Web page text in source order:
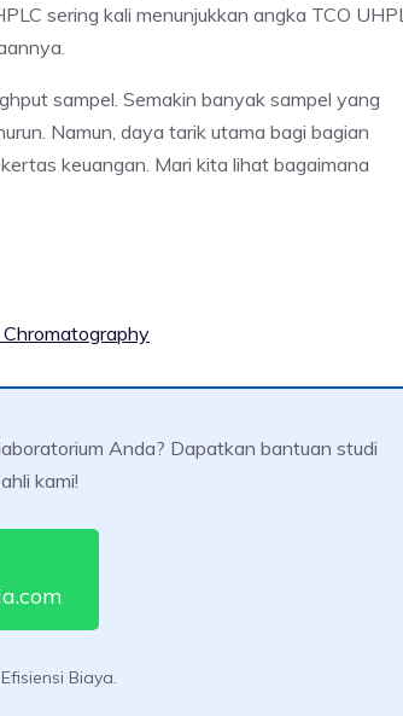
sering kali menunjukkan angka TCO
sampel. Semakin banyak sampel yang
Namun, daya tarik utama bagi bagian
keuangan. Mari kita lihat bagaimana
Anda? Dapatkan bantuan studi
kami!
Biaya.